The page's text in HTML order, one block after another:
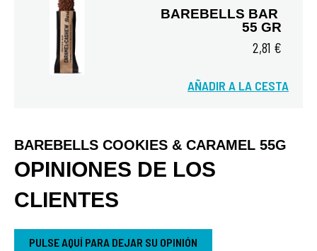
BAREBELLS BAR
55 GR
2,81 €
AÑADIR A LA CESTA
BAREBELLS COOKIES & CARAMEL 55G
OPINIONES DE LOS
CLIENTES
PULSE AQUÍ PARA DEJAR SU OPINIÓN